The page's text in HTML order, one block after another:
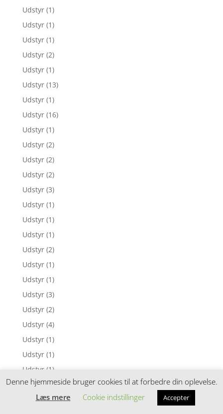
Udstyr (1)
Udstyr (1)
Udstyr (1)
Udstyr (2)
Udstyr (1)
Udstyr (13)
Udstyr (1)
Udstyr (16)
Udstyr (1)
Udstyr (2)
Udstyr (2)
Udstyr (2)
Udstyr (3)
Udstyr (1)
Udstyr (1)
Udstyr (1)
Udstyr (2)
Udstyr (1)
Udstyr (1)
Udstyr (3)
Udstyr (2)
Udstyr (4)
Udstyr (1)
Udstyr (1)
Udstyr (1)
Udstyr (1)
Udstyr (8)
Denne hjemmeside bruger cookies til at forbedre din oplevelse.
Læs mere
Cookie indstillinger Accepter